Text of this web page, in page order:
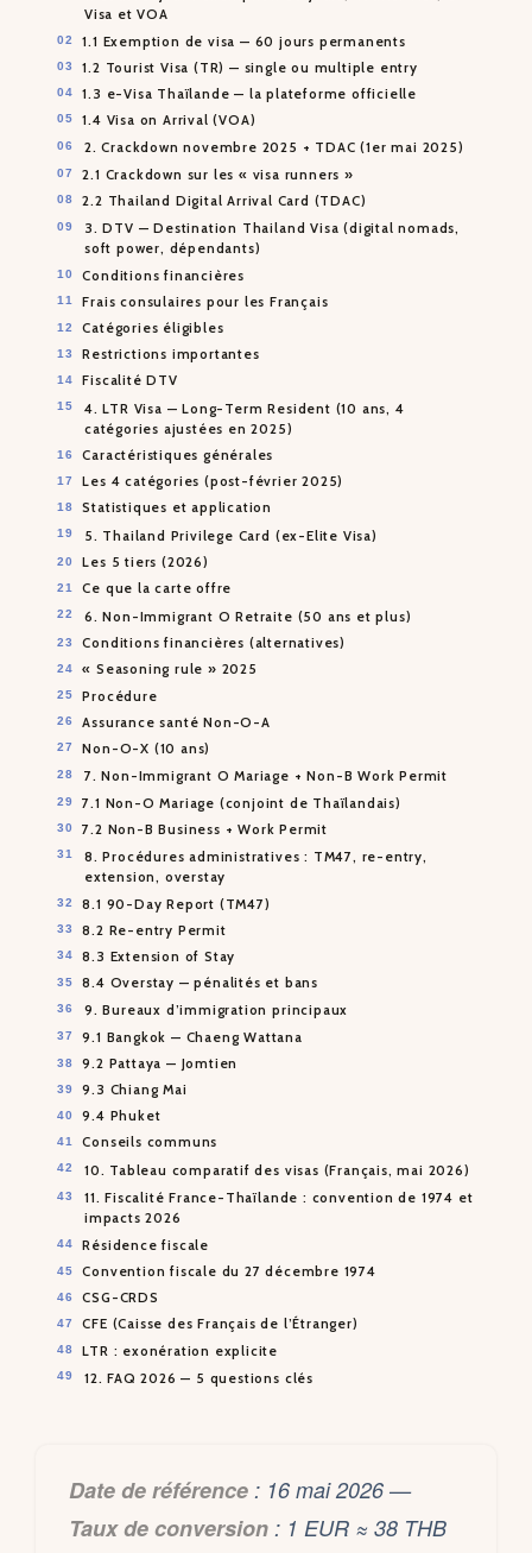
Visa et VOA
1.1 Exemption de visa — 60 jours permanents
1.2 Tourist Visa (TR) — single ou multiple entry
1.3 e-Visa Thaïlande — la plateforme officielle
1.4 Visa on Arrival (VOA)
2. Crackdown novembre 2025 + TDAC (1er mai 2025)
2.1 Crackdown sur les « visa runners »
2.2 Thailand Digital Arrival Card (TDAC)
3. DTV — Destination Thailand Visa (digital nomads,
soft power, dépendants)
Conditions financières
Frais consulaires pour les Français
Catégories éligibles
Restrictions importantes
Fiscalité DTV
4. LTR Visa — Long-Term Resident (10 ans, 4
catégories ajustées en 2025)
Caractéristiques générales
Les 4 catégories (post-février 2025)
Statistiques et application
5. Thailand Privilege Card (ex-Elite Visa)
Les 5 tiers (2026)
Ce que la carte offre
6. Non-Immigrant O Retraite (50 ans et plus)
Conditions financières (alternatives)
« Seasoning rule » 2025
Procédure
Assurance santé Non-O-A
Non-O-X (10 ans)
7. Non-Immigrant O Mariage + Non-B Work Permit
7.1 Non-O Mariage (conjoint de Thaïlandais)
7.2 Non-B Business + Work Permit
8. Procédures administratives : TM47, re-entry,
extension, overstay
8.1 90-Day Report (TM47)
8.2 Re-entry Permit
8.3 Extension of Stay
8.4 Overstay — pénalités et bans
9. Bureaux d’immigration principaux
9.1 Bangkok — Chaeng Wattana
9.2 Pattaya — Jomtien
9.3 Chiang Mai
9.4 Phuket
Conseils communs
10. Tableau comparatif des visas (Français, mai 2026)
11. Fiscalité France-Thaïlande : convention de 1974 et
impacts 2026
Résidence fiscale
Convention fiscale du 27 décembre 1974
CSG-CRDS
CFE (Caisse des Français de l’Étranger)
LTR : exonération explicite
12. FAQ 2026 — 5 questions clés
Date de référence : 16 mai 2026 —
Taux de conversion : 1 EUR ≈ 38 THB